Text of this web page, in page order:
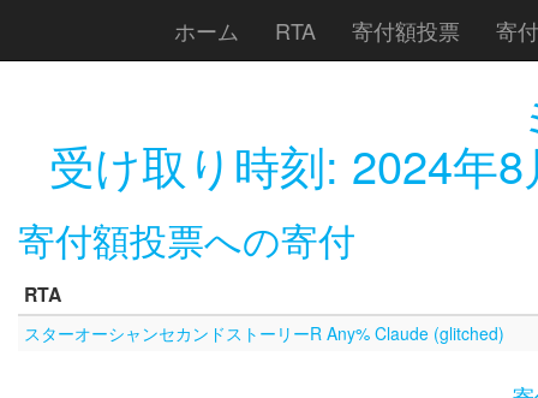
ホーム RTA 寄付額投票 寄
受け取り時刻: 2024年
寄付額投票への寄付
RTA
スターオーシャンセカンドストーリーR Any% Claude (glitched)